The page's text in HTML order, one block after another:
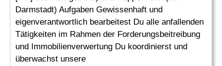
Darmstadt) Aufgaben Gewissenhaft und
eigenverantwortlich bearbeitest Du alle anfallenden
Tätigkeiten im Rahmen der Forderungsbeitreibung
und Immobilienverwertung Du koordinierst und
überwachst unsere